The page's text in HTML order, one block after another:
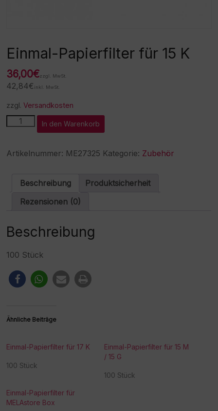
Einmal-Papierfilter für 15 K
36,00€zzgl. MwSt.
42,84€ inkl. MwSt.
zzgl.Versandkosten
Einmal-
Papierfilter
15
K
In den Warenkorb
l
e
r
t
Artikelnummer: ME27325 Kategorie: Zubehör
Beschreibung
Produktsicherheit
Rezensionen (0)
Beschreibung
100 Stück
Ähnliche Beiträge
Einmal-Papierfilter für 17 K
100 Stück
Einmal-Papierfilter für 15 M
/ 15 G
100 Stück
Einmal-Papierfilter für
MELAstore Box